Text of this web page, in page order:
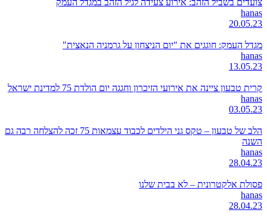
צועדים בשביל הזהב: אירוע צעידה לגיל הזהב במגדל העמק
hanas
20.05.23
מגדל העמק: חוגגים את "יום הניצחון על גרמניה הנאצית"
hanas
13.05.23
קרית טבעון ציינה את אירועי הזיכרון וחגגה יום הולדת 75 למדינת ישראל
hanas
03.05.23
הלב של טבעון – טקס גני הילדים לכבוד עצמאות 75 זכה להצלחה רבה גם
השנה
hanas
28.04.23
פסולת אלקטרונית – לא בבית שלנו
hanas
28.04.23